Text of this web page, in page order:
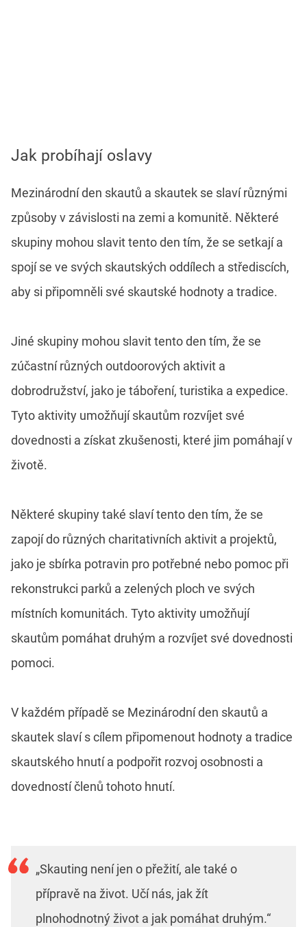
Jak probíhají oslavy
Mezinárodní den skautů a skautek se slaví různými
způsoby v závislosti na zemi a komunitě. Některé
skupiny mohou slavit tento den tím, že se setkají a
spojí se ve svých skautských oddílech a střediscích,
aby si připomněli své skautské hodnoty a tradice.
Jiné skupiny mohou slavit tento den tím, že se
zúčastní různých outdoorových aktivit a
dobrodružství, jako je táboření, turistika a expedice.
Tyto aktivity umožňují skautům rozvíjet své
dovednosti a získat zkušenosti, které jim pomáhají v
životě.
Některé skupiny také slaví tento den tím, že se
zapojí do různých charitativních aktivit a projektů,
jako je sbírka potravin pro potřebné nebo pomoc při
rekonstrukci parků a zelených ploch ve svých
místních komunitách. Tyto aktivity umožňují
skautům pomáhat druhým a rozvíjet své dovednosti
pomoci.
V každém případě se Mezinárodní den skautů a
skautek slaví s cílem připomenout hodnoty a tradice
skautského hnutí a podpořit rozvoj osobnosti a
dovedností členů tohoto hnutí.
„Skauting není jen o přežití, ale také o
přípravě na život. Učí nás, jak žít
plnohodnotný život a jak pomáhat druhým.“